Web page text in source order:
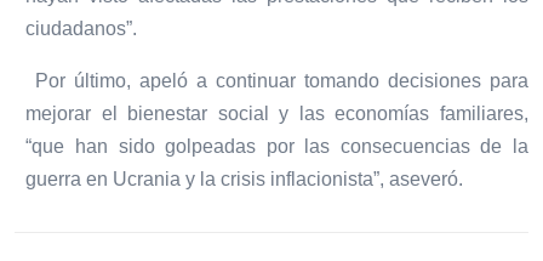
ciudadanos”.
Por último, apeló a continuar tomando decisiones para
mejorar el bienestar social y las economías familiares,
“que han sido golpeadas por las consecuencias de la
guerra en Ucrania y la crisis inflacionista”, aseveró.